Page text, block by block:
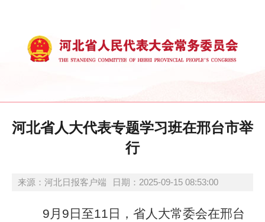
河北省人大代表专题学习班在邢台市举
行
来源：河北日报客户端 日期：2025-09-15 08:53:00
9月9日至11日，省人大常委会在邢台